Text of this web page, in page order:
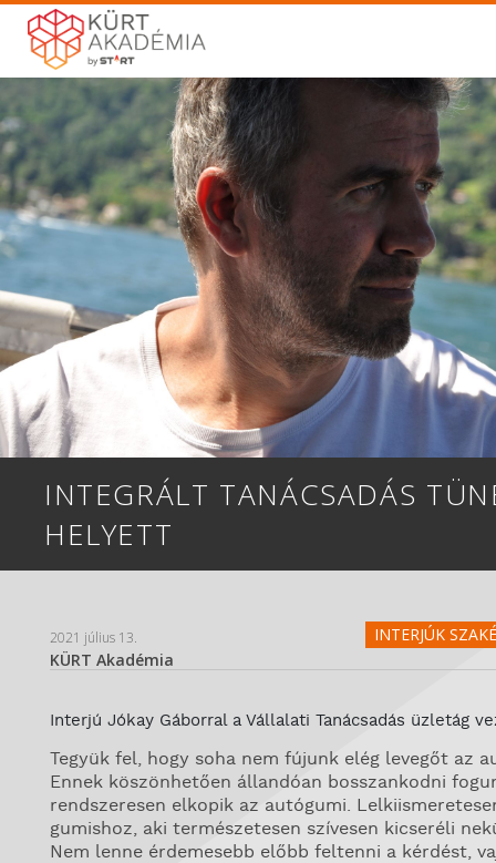
INTEGRÁLT TANÁCSADÁS
HELYETT
2021 július 13.
KÜRT Akadémia
INTERJÚK
Interjú Jókay Gáborral a Vállalati Tanácsadás üzletág
Tegyük fel, hogy soha nem fújunk elég levegőt az
Ennek köszönhetően állandóan bosszankodni
rendszeresen elkopik az autógumi.
gumishoz, aki természetesen szívesen kicseréli
Nem lenne érdemesebb előbb feltenni a kérdést,